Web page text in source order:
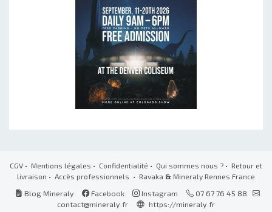
CGV • Mentions légales • Confidentialité • Qui sommes nous ? • Retour et
livraison • Accès professionnels • Ravaka & Mineraly Rennes France
Blog Mineraly
Facebook Instagram
07 67 76 45 88
contact@mineraly.fr
https://mineraly.fr